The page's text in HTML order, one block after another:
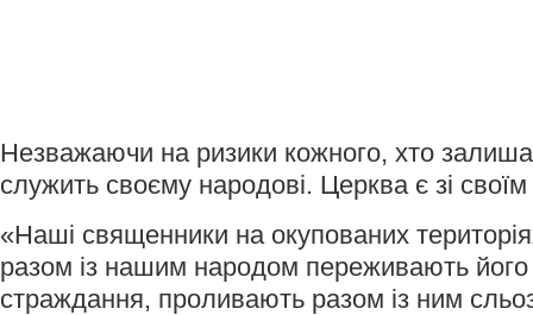
Незважаючи на ризики кожного, хто
служить своєму народові. Церква є зі
«Наші священники на окупованих
разом із нашим народом переживають його
страждання, проливають разом із ним